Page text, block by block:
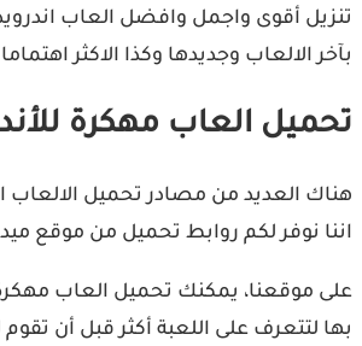
تنزيل أقوى واجمل وافضل العاب
بآخر الالعاب وجديدها وكذا الاكثر
تحميل العاب مهكرة
هناك العديد من مصادر تحميل الالعاب
اننا نوفر لكم روابط تحميل من موقع
على موقعنا، يمكنك تحميل العاب
بها لتتعرف على اللعبة أكثر قبل أن